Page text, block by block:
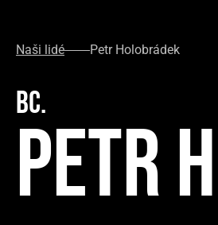
Naši lidé Petr Holobrádek
Bc.
Petr